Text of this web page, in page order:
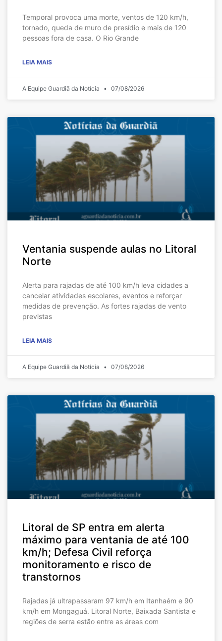
Temporal provoca uma morte, ventos de 120 km/h,
tornado, queda de muro de presídio e mais de 120
pessoas fora de casa. O Rio Grande
LEIA MAIS
A Equipe Guardiã da Notícia 07/08/2026
Ventania suspende aulas no Litoral
Norte
Alerta para rajadas de até 100 km/h leva cidades a
cancelar atividades escolares, eventos e reforçar
medidas de prevenção. As fortes rajadas de vento
previstas
LEIA MAIS
A Equipe Guardiã da Notícia 07/08/2026
Litoral de SP entra em alerta
máximo para ventania de até 100
km/h; Defesa Civil reforça
monitoramento e risco de
transtornos
Rajadas já ultrapassaram 97 km/h em Itanhaém e 90
km/h em Mongaguá. Litoral Norte, Baixada Santista e
regiões de serra estão entre as áreas com